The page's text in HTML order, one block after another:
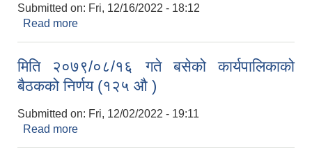
Submitted on: Fri, 12/16/2022 - 18:12
Read more
मिति २०७९/०८/१६ गते बसेको कार्यपालिकाको
बैठकको निर्णय (१२५ औ )
Submitted on: Fri, 12/02/2022 - 19:11
Read more